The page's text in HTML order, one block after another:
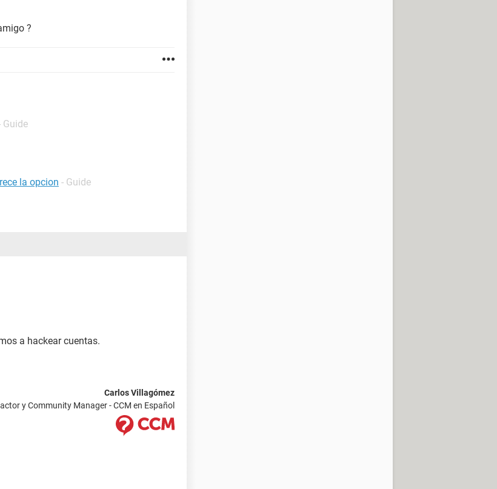
?
Guide
la opcion - Guide
a hackear cuentas.
Carlos Villagómez
y Community Manager - CCM en Español